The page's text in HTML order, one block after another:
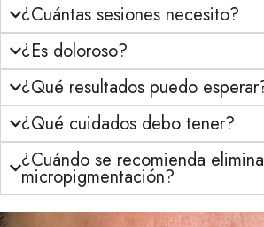
¿Cuántas sesiones necesito?
¿Es doloroso?
¿Qué resultados puedo
¿Qué cuidados debo tener?
¿Cuándo se recomienda
micropigmentación?